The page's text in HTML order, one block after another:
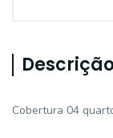
Cobertura 04